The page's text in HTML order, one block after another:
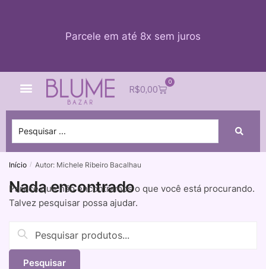
Parcele em até 8x sem juros
R$0,00
0
Início / Autor: Michele Ribeiro Bacalhau
Nada encontrado
Parece que não encontramos o que você está procurando.
Talvez pesquisar possa ajudar.